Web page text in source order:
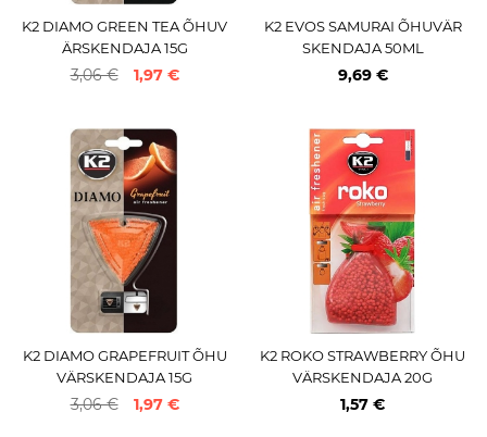
K2 DIAMO GREEN TEA ÕHUV
ÄRSKENDAJA 15G
3,06 € 1,97 €
K2 EVOS SAMURAI ÕHUVÄR
SKENDAJA 50ML
9,69 €
K2 DIAMO GRAPEFRUIT ÕHU
VÄRSKENDAJA 15G
3,06 € 1,97 €
K2 ROKO STRAWBERRY ÕHU
VÄRSKENDAJA 20G
1,57 €